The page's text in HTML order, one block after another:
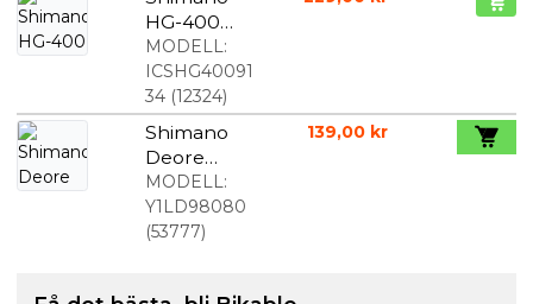
HG-400
kassett 9-
speed
MODELL:
ICSHG40091
34(12324)
Shimano
Deore
M590 drev
32 tands
MODELL:
Y1LD98080
(53777)
139,00 kr